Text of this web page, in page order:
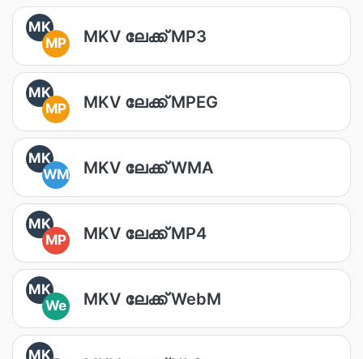
MK
MP
MKV ലേക്ക് MP3
MK
MP
MKV ലേക്ക് MPEG
MK
WM
MKV ലേക്ക് WMA
MK
MP
MKV ലേക്ക് MP4
MK
We
MKV ലേക്ക് WebM
MK